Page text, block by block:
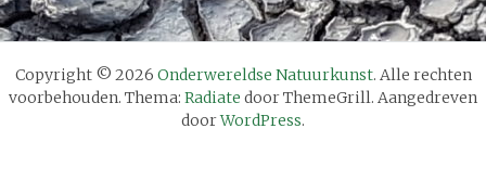
Copyright © 2026 Onderwereldse Natuurkunst. Alle rechten
voorbehouden. Thema: Radiate door ThemeGrill. Aangedreven
doorWordPress.